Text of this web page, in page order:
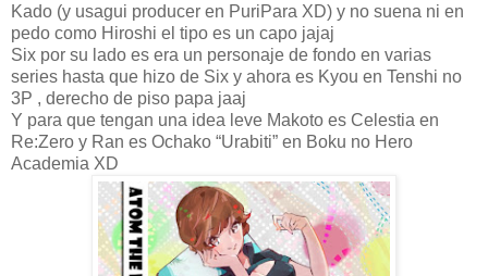
Kado (y usagui producer en PuriPara XD) y no suena ni en
pedo como Hiroshi el tipo es un capo jajaj
Six por su lado es era un personaje de fondo en varias
series hasta que hizo de Six y ahora es Kyou en Tenshi no
3P , derecho de piso papa jaaj
Y para que tengan una idea leve Makoto es Celestia en
Re:Zero y Ran es Ochako “Urabiti” en Boku no Hero
Academia XD